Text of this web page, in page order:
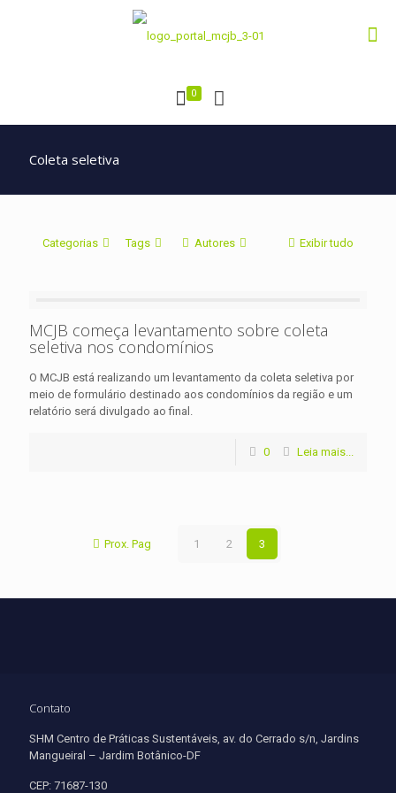
0
Coleta seletiva
Categorias Tags Autores Exibir tudo
MCJB começa levantamento sobre coleta
seletiva nos condomínios
O MCJB está realizando um levantamento da coleta seletiva por
meio de formulário destinado aos condomínios da região e um
relatório será divulgado ao final.
0 Leia mais...
Prox. Pag 1 2 3
Contato
SHM Centro de Práticas Sustentáveis, av. do Cerrado s/n, Jardins
Mangueiral – Jardim Botânico-DF
CEP: 71687-130